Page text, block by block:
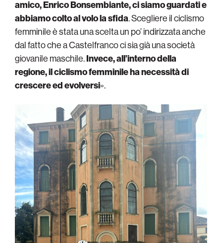
amico, Enrico Bonsembiante, ci siamo guardati e
abbiamo colto al volo la sfida. Scegliere il ciclismo
femminile è stata una scelta un po’ indirizzata anche
dal fatto che a Castelfranco ci sia già una società
giovanile maschile.Invece, all’interno della
regione, il ciclismo femminile ha necessità di
crescere ed evolversi».